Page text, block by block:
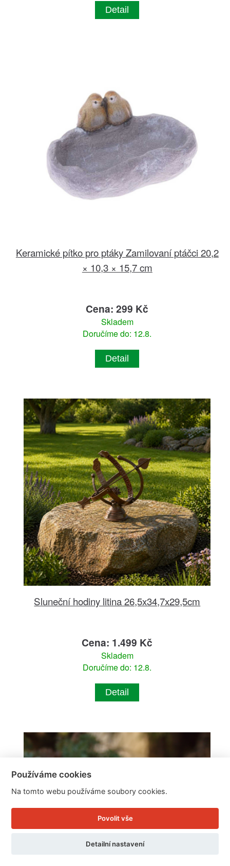
Detail
Keramické pítko pro ptáky Zamilovaní ptáčci 20,2
× 10,3 × 15,7 cm
Cena: 299 Kč
Skladem
Doručíme do: 12.8.
Detail
Sluneční hodiny litina 26,5x34,7x29,5cm
Cena: 1.499 Kč
Skladem
Doručíme do: 12.8.
Detail
Používáme cookies
Na tomto webu používáme soubory cookies.
Povolit vše
Detailní nastavení